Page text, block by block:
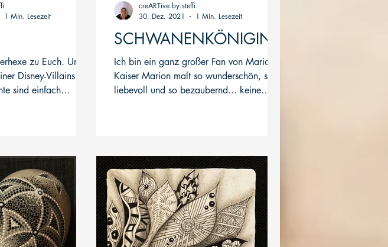
zu Euch. Ursula
Disney-Villains
sind einfach
1 Min. Lesezeit
SCHWANENKÖNIGIN
Ich bin ein ganz großer Fan von Marion
Kaiser Marion malt so wunderschön, so
liebevoll und so bezaubernd... keine
creARTive.by.steffi
30. Dez. 2021
1 Min. Lesezeit